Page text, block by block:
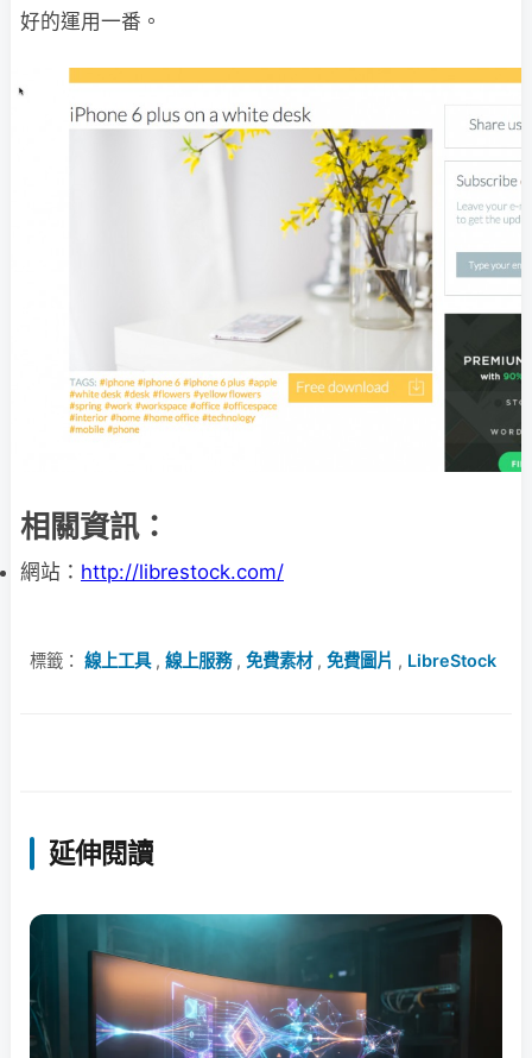
好的運用一番。
相關資訊：
網站： http://librestock.com/
標籤： 線上工具, 線上服務, 免費素材, 免費圖片 , LibreStock
延伸閱讀